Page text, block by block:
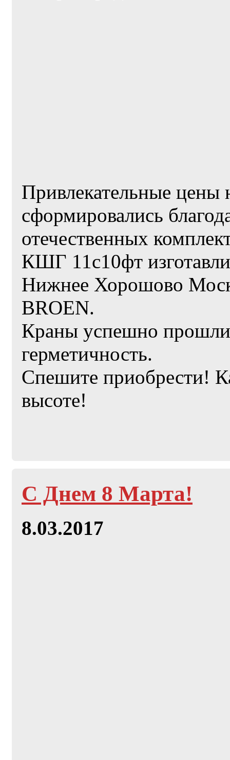
Привлекательные цены
сформировались
отечественных
КШГ 11с10фт
Нижнее Хорошово
BROEN.
Краны успешно
герметичность.
Спешите приобрести!
высоте!
С Днем 8 Марта!
8.03.2017